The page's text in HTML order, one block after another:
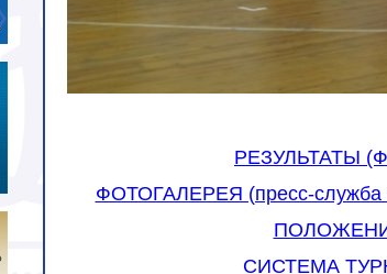
РЕЗУЛЬТАТЫ
ФОТОГАЛЕРЕЯ (пресс-служба
СИСТЕМА